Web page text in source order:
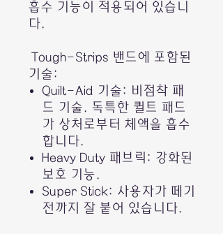
흡수 기능이 적용되어 있습니
다.
Tough-Strips 밴드에 포함된
기술:
Quilt-Aid 기술: 비점착 패
드 기술. 독특한 퀼트 패드
가 상처로부터 체액을 흡수
합니다.
Heavy Duty 패브릭: 강화된
보호 기능.
Super Stick: 사용자가 떼기
전까지 잘 붙어 있습니다.